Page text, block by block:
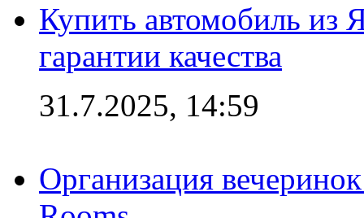
Купить автомобиль из
гарантии качества
31.7.2025, 14:59
Организация